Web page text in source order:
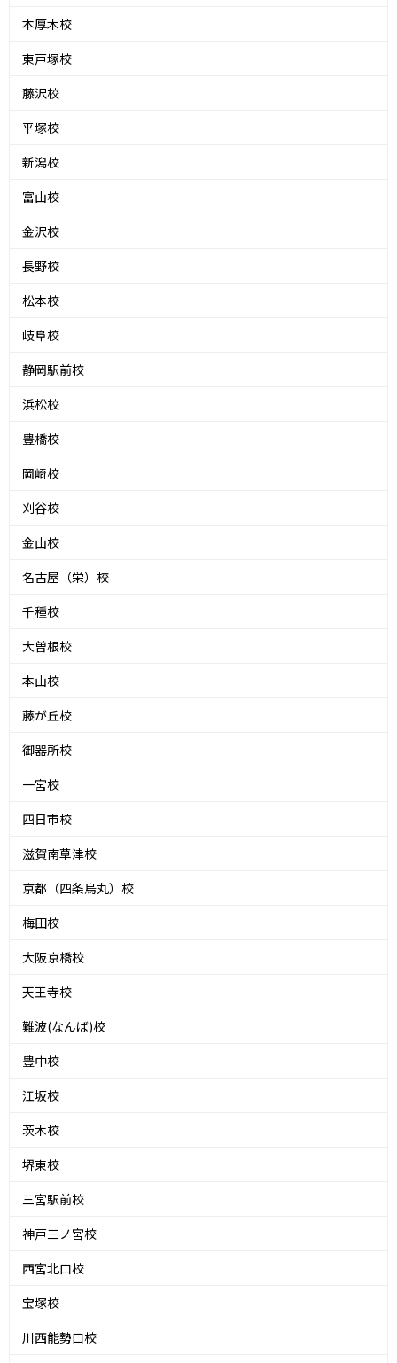
本厚木校
東戸塚校
藤沢校
平塚校
新潟校
富山校
金沢校
長野校
松本校
岐阜校
静岡駅前校
浜松校
豊橋校
岡崎校
刈谷校
金山校
名古屋（栄）校
千種校
大曽根校
本山校
藤が丘校
御器所校
一宮校
四日市校
滋賀南草津校
京都（四条烏丸）校
梅田校
大阪京橋校
天王寺校
難波(なんば)校
豊中校
江坂校
茨木校
堺東校
三宮駅前校
神戸三ノ宮校
西宮北口校
宝塚校
川西能勢口校